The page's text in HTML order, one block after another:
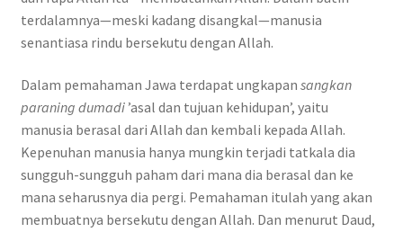
terdalamnya—meski kadang disangkal—manusia
senantiasa rindu bersekutu dengan Allah.
Dalam pemahaman Jawa terdapat ungkapan sangkan
paraning dumadi’asal dan tujuan kehidupan’, yaitu
manusia berasal dari Allah dan kembali kepada Allah.
Kepenuhan manusia hanya mungkin terjadi tatkala dia
sungguh-sungguh paham dari mana dia berasal dan ke
mana seharusnya dia pergi. Pemahaman itulah yang akan
membuatnya bersekutu dengan Allah. Dan menurut Daud,